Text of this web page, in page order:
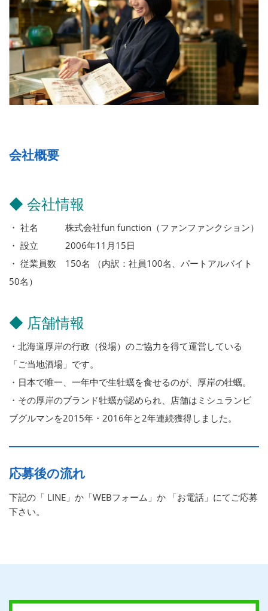
会社概要
◆ 会社情報
・ 社名 株式会社fun function（ファンファンクション）
・ 設立 2006年11月15日
・ 従業員数 150名 （内訳：社員100名、パートアルバイト
50名）
◆ 店舗情報
・北海道厚岸の行政（役場）のご協力を得て運営している
「ご当地酒場」です。
・日本で唯一、一年中で生牡蠣を食せるのが、厚岸の牡蠣。
・その厚岸のブランド牡蠣が認められ、店舗はミシュランビ
ブグルマンを2015年・2016年と2年連続獲得しました。
応募後の流れ
下記の「 LINE」か「WEBフォーム」か 「お電話」にてご応募
下さい。